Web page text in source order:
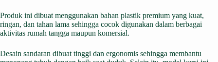
Produk ini dibuat menggunakan bahan plastik premium yang kuat,
ringan, dan tahan lama sehingga cocok digunakan dalam berbagai
aktivitas rumah tangga maupun komersial.
Desain sandaran dibuat tinggi dan ergonomis sehingga membantu